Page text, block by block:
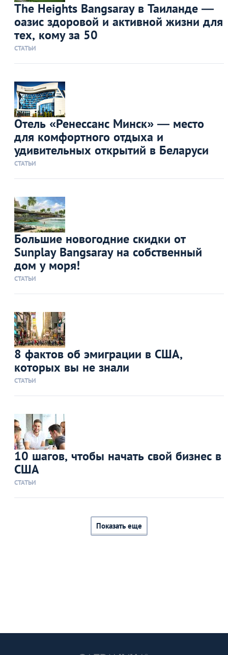
The Heights Bangsaray в Таиланде —
оазис здоровой и активной жизни для
тех, кому за 50
СТАТЬИ
Отель «Ренессанс Минск» — место
для комфортного отдыха и
удивительных открытий в Беларуси
СТАТЬИ
Большие новогодние скидки от
Sunplay Bangsaray на собственный
дом у моря!
СТАТЬИ
8 фактов об эмиграции в США,
которых вы не знали
СТАТЬИ
10 шагов, чтобы начать свой бизнес в
США
СТАТЬИ
Показать еще